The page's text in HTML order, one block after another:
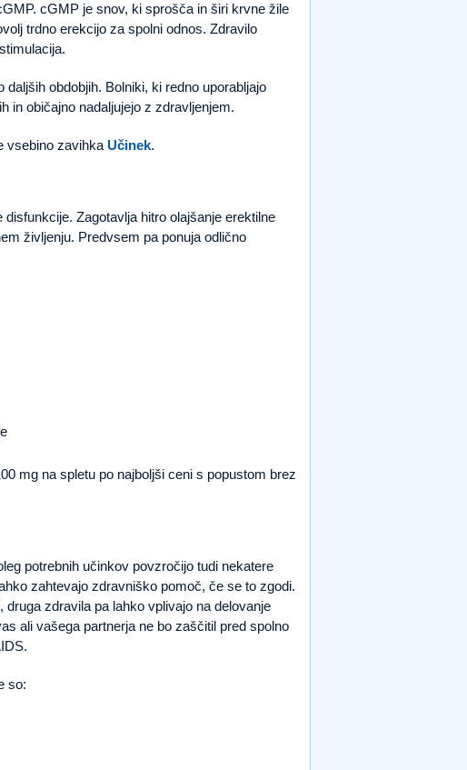
cGMP je snov, ki sprošča in širi krvne žile
trdno erekcijo za spolni odnos. Zdravilo
obdobjih. Bolniki, ki redno uporabljajo
in običajno nadaljujejo z zdravljenjem.
vsebino zavihka Učinek.
Zagotavlja hitro olajšanje erektilne
življenju. Predvsem pa ponuja odlično
mg na spletu po najboljši ceni s popustom brez
potrebnih učinkov povzročijo tudi nekatere
zahtevajo zdravniško pomoč, če se to zgodi.
zdravila pa lahko vplivajo na delovanje
ali vašega partnerja ne bo zaščitil pred spolno
so: